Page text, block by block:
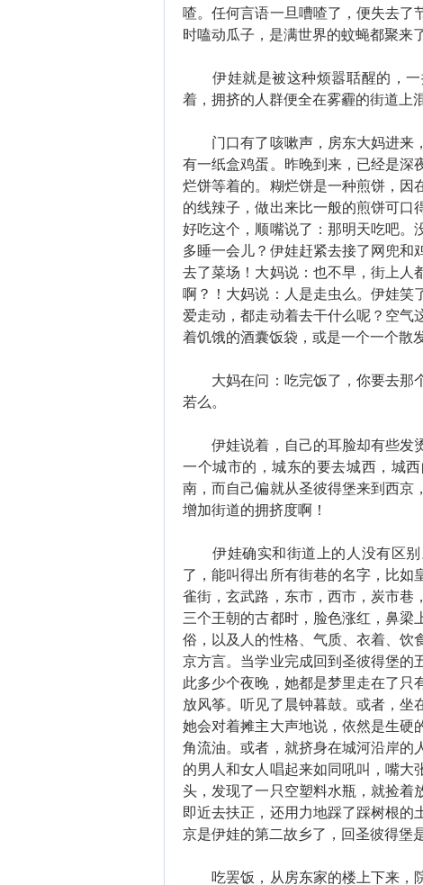
喳。任何言语一旦嘈喳了，便失去了
时嗑动瓜子，是满世界的蚊蝇都聚来
伊娃就是被这种烦嚣聒醒的，一
着，拥挤的人群便全在雾霾的街道上
门口有了咳嗽声，房东大妈进来
有一纸盒鸡蛋。昨晚到来，已经是深
烂饼等着的。糊烂饼是一种煎饼，因
的线辣子，做出来比一般的煎饼可口
好吃这个，顺嘴说了：那明天吃吧。
多睡一会儿？伊娃赶紧去接了网兜和
去了菜场！大妈说：也不早，街上人
啊？！大妈说：人是走虫么。伊娃笑
爱走动，都走动着去干什么呢？空气
着饥饿的酒囊饭袋，或是一个一个散
大妈在问：吃完饭了，你要去那
若么。
伊娃说着，自己的耳脸却有些发
一个城市的，城东的要去城西，城
南，而自己偏就从圣彼得堡来到西京
增加街道的拥挤度啊！
伊娃确实和街道上的人没有区别
了，能叫得出所有街巷的名字，比如
雀街，玄武路，东市，西市，炭市巷
三个王朝的古都时，脸色涨红，鼻梁
俗，以及人的性格、气质、衣着、饮
京方言。当学业完成回到圣彼得堡的
此多少个夜晚，她都是梦里走在了只
放风筝。听见了晨钟暮鼓。或者，坐
她会对着摊主大声地说，依然是生硬
角流油。或者，就挤身在城河沿岸的
的男人和女人唱起来如同吼叫，嘴大
头，发现了一只空塑料水瓶，就捡着
即近去扶正，还用力地踩了踩树根
京是伊娃的第二故乡了，回圣彼得堡
吃罢饭，从房东家的楼上下来，